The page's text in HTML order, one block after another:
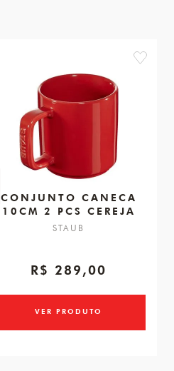
favorite
CONJUNTO CANECA
10CM 2 PCS CEREJA
STAUB
R$ 289,00
VER PRODUTO